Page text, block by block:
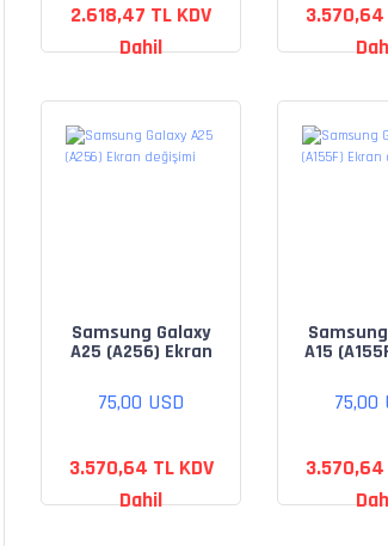
2.618,47 TL KDV
Dahil
3.570,64
Samsung Galaxy
A25 (A256) Ekran
75,00 USD
3.570,64 TL KDV
Dahil
A15
75,00
3.570,64